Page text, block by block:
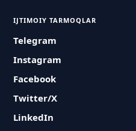
IJTIMOIY TARMOQLAR
Telegram
Instagram
Facebook
Twitter/X
LinkedIn